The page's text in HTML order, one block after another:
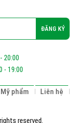
20:00
- 19:00
Mỹ phẩm
Liên hệ
reserved.